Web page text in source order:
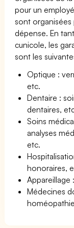
pour un
sont
dépense. En
cunicole, les
sont les
Optique :
etc.
Dentaire :
dentaires,
Soins
analyses
etc.
honoraires,
Appareillage
Médecines